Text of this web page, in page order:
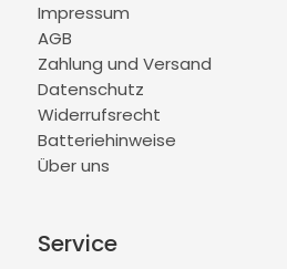
Impressum
AGB
Zahlung und Versand
Datenschutz
Widerrufsrecht
Batteriehinweise
Über uns
Service